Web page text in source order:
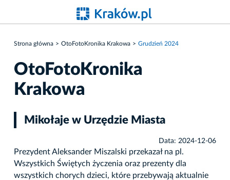
Strona główna OtoFotoKronika Krakowa Grudzień 2024
OtoFotoKronika
Krakowa
Mikołaje w Urzędzie Miasta
Data: 2024-12-06
Prezydent Aleksander Miszalski przekazał na pl.
Wszystkich Świętych życzenia oraz prezenty dla
wszystkich chorych dzieci, które przebywają aktualnie